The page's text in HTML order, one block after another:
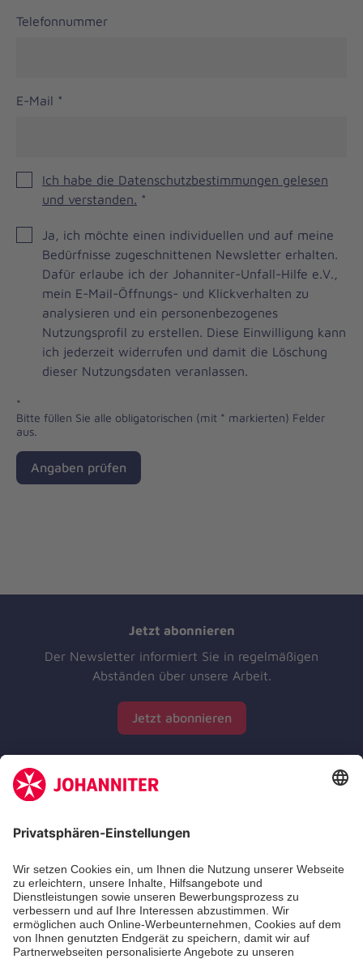
Telefonnummer
E-Mail *
Ich habe die Datenschutzbestimmungen gelesen
und verstanden. *
Brevo
Newsletter
Checkbox
Ja, ich möchte einen individuellen und auf meine
Bedürfnisse zugeschnittenen Newsletter erhalten.
Dafür erlaube ich der Johanniter-Unfall-Hilfe e.V.,
mein E-Mail-Öffnungs- und Klickverhalten zu
analysieren und ein personenbezogenes
Nutzungsprofil zu erstellen. Diese Einwilligung kann
ich jederzeit widerrufen und damit die Löschung
dieser Nutzungsdaten veranlassen.
*
Bitte füllen Sie alle obligatorischen (mit * markierten) Felder
aus.
Angaben prüfen
Jetzt abonnieren
Der Newsletter informiert Sie in regelmäßigen
Abständen über unsere Arbeit.
Jetzt abonnieren
Zertifizierung der Johanniter-Unfall-Hilfe e.V.
Die Johanniter GmbH führt das Spendenzertifikat
des Deutschen Spendenrats e.V.